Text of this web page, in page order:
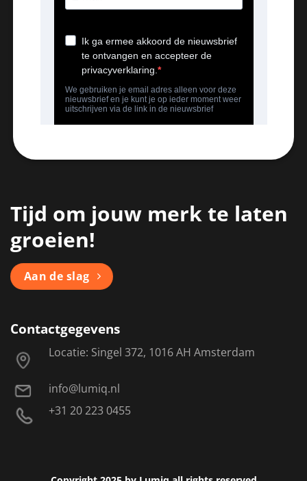
Tijd om jouw merk te laten
groeien!
Aan de slag
Contactgegevens
Locatie: Singel 372, 1016 AH Amsterdam
info@lumiq.nl
+31 20 223 0455